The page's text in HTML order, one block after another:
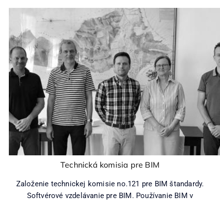
Technická komisia pre BIM
Založenie technickej komisie no.121 pre BIM štandardy.
Softvérové vzdelávanie pre BIM. Používanie BIM v